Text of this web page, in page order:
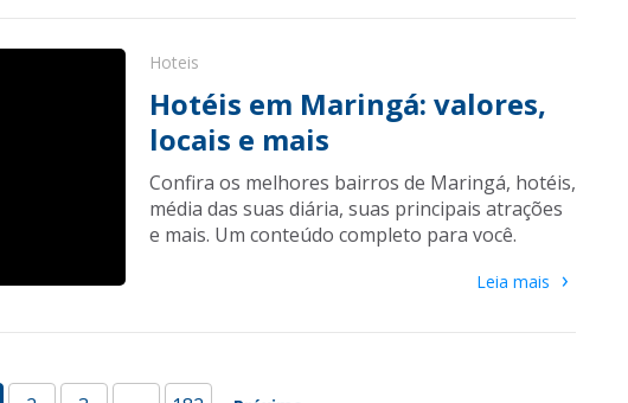
Hoteis
Hotéis em Maringá: valores,
locais e mais
Confira os melhores bairros de Maringá, hotéis,
média das suas diária, suas principais atrações
e mais. Um conteúdo completo para você.
Leia mais ›